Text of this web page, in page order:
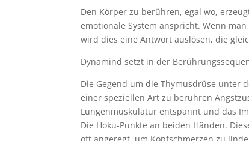
Den Körper zu berühren, egal wo,
emotionale System anspricht. Wenn
wird dies eine Antwort auslösen, die
Dynamind setzt in der
Die Gegend um die Thymusdrüse unter
einer speziellen Art zu berühren
Lungenmuskulatur entspannt und das
Die Hoku-Punkte an beiden Händen.